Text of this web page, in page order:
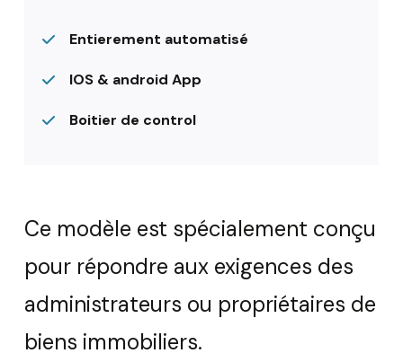
Entierement automatisé
IOS & android App
Boitier de control
Ce modèle est spécialement conçu
pour répondre aux exigences des
administrateurs ou propriétaires de
biens immobiliers.